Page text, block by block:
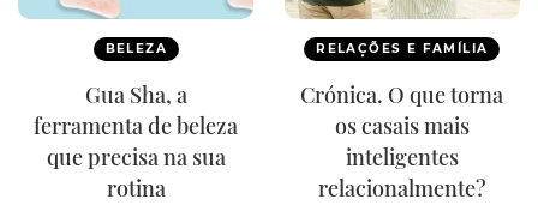
BELEZA
Gua Sha, a
ferramenta de beleza
que precisa na sua
rotina
RELAÇÕES E FAMÍLIA
Crónica. O que torna
os casais mais
inteligentes
relacionalmente?